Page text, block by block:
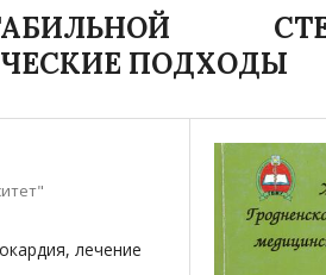
ПОДХОДЫ
лечение